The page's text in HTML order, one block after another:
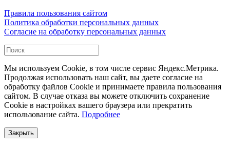
Правила пользования сайтом
Политика обработки персональных данных
Согласие на обработку персональных данных
Мы используем Cookie, в том числе сервис Яндекс.Метрика.
Продолжая использовать наш сайт, вы даете согласие на
обработку файлов Cookie и принимаете правила пользования
сайтом. В случае отказа вы можете отключить сохранение
Cookie в настройках вашего браузера или прекратить
использование сайта. Подробнее
Закрыть